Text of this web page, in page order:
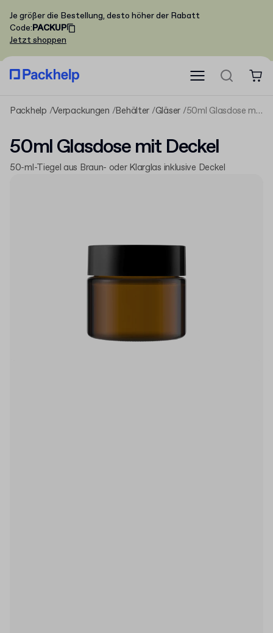
Je größer die Bestellung, desto höher der Rabatt
Code:PACKUP
Jetzt shoppen
Packhelp Verpackungen Behälter Gläser 50ml Glasdose mit Deckel
50ml Glasdose mit Deckel
50-ml-Tiegel aus Braun- oder Klarglas inklusive Deckel